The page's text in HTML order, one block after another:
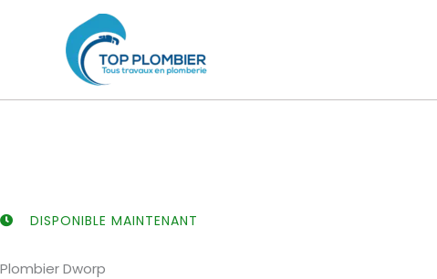
DISPONIBLE MAINTENANT
Plombier Dworp